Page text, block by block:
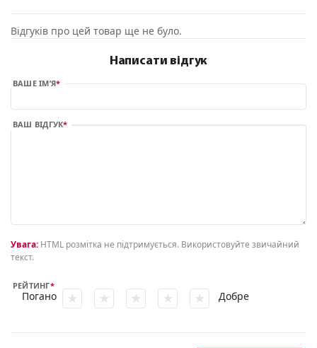
Відгуків про цей товар ще не було.
Написати відгук
ВАШЕ ІМ’Я
ВАШ ВІДГУК
Увага: HTML розмітка не підтримується. Використовуйте звичайний
текст.
РЕЙТИНГ
Погано Добре